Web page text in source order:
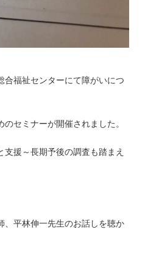
合福祉センターにて障がいにつ
セミナーが開催されました。
援～長期予後の調査も踏まえ
、平林伸一先生のお話しを聴か